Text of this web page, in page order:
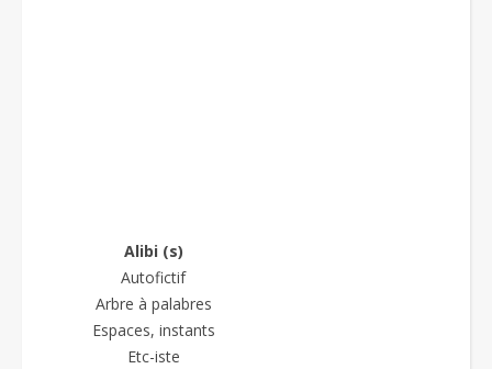
Alibi (s)
Autofictif
Arbre à palabres
Espaces, instants
Etc-iste